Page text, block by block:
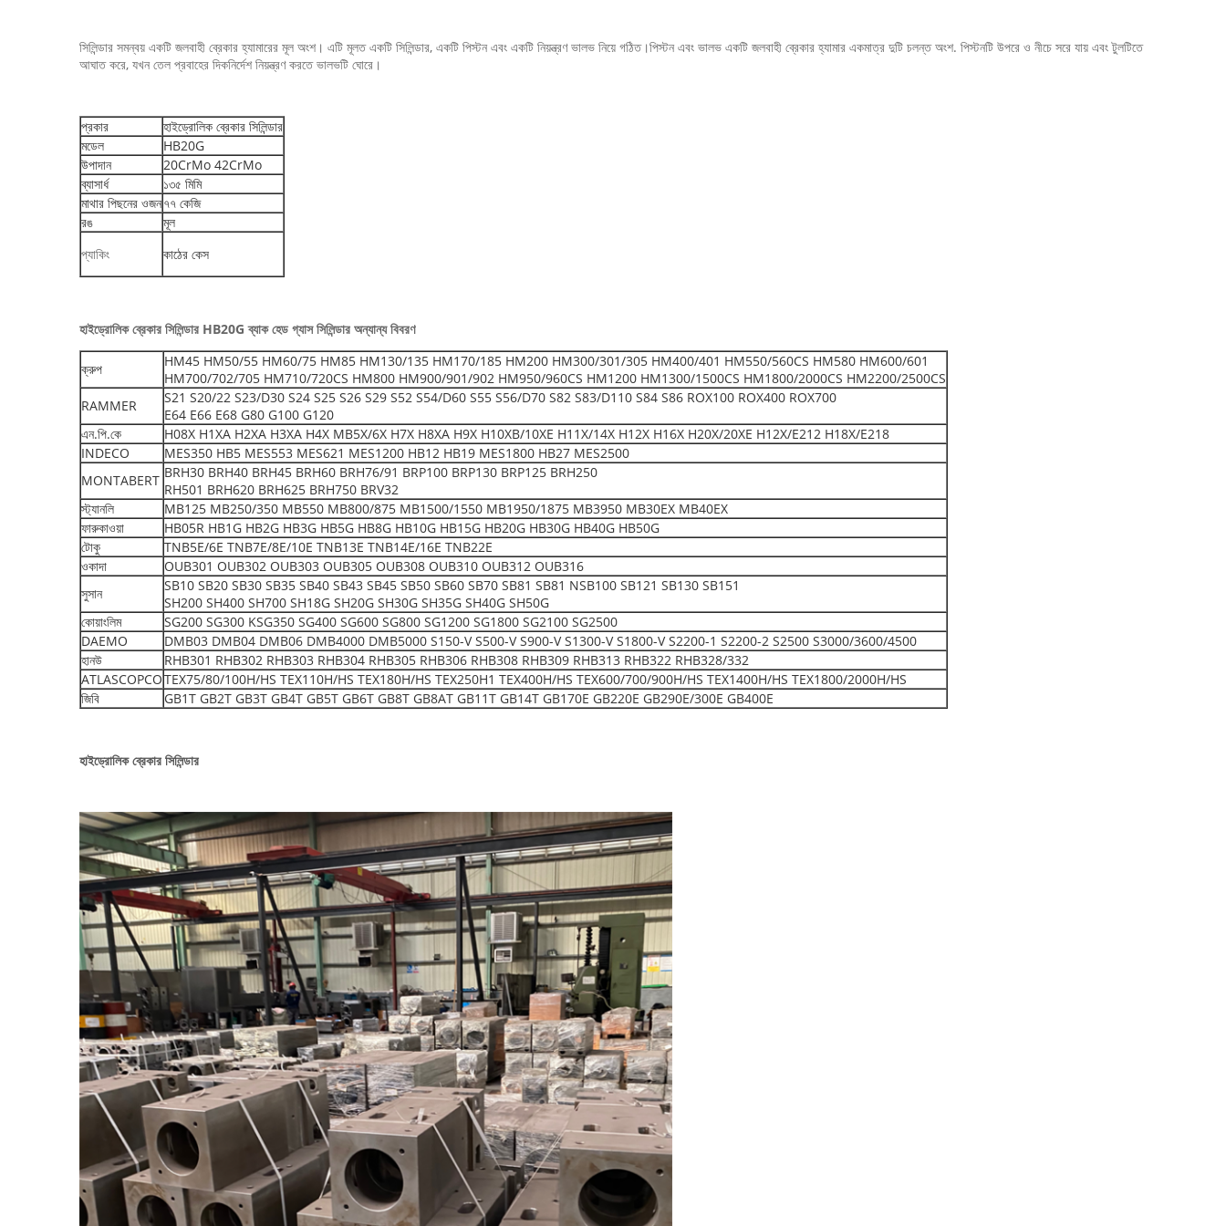
সিলিন্ডার সমন্বয় একটি জলবাহী ব্রেকার হ্যামারের মূল অংশ। এটি মূলত একটি সিলিন্ডার, একটি পিস্টন এবং একটি নিয়ন্ত্রণ ভালভ নিয়ে গঠিত।পিস্টন এবং ভালভ একটি জলবাহী ব্রেকার হ্যামার একমাত্র দুটি চলন্ত অংশ. পিস্টনটি উপরে ও নীচে সরে যায় এবং টুলটিতে
আঘাত করে, যখন তেল প্রবাহের দিকনির্দেশ নিয়ন্ত্রণ করতে ভালভটি ঘোরে।
প্রকার
হাইড্রোলিক ব্রেকার সিলিন্ডার
মডেল
HB20G
উপাদান
20CrMo 42CrMo
ব্যাসার্ধ
১৩৫ মিমি
মাথার পিছনের ওজন৭৭ কেজি
রঙ
মূল
প্যাকিং
কাঠের কেস
হাইড্রোলিক ব্রেকার সিলিন্ডার HB20G ব্যাক হেড গ্যাস সিলিন্ডার অন্যান্য বিবরণ
ক্রুপ
HM45 HM50/55 HM60/75 HM85 HM130/135 HM170/185 HM200 HM300/301/305 HM400/401 HM550/560CS HM580 HM600/601
HM700/702/705 HM710/720CS HM800 HM900/901/902 HM950/960CS HM1200 HM1300/1500CS HM1800/2000CS HM2200/2500CS
RAMMER
S21 S20/22 S23/D30 S24 S25 S26 S29 S52 S54/D60 S55 S56/D70 S82 S83/D110 S84 S86 ROX100 ROX400 ROX700
E64 E66 E68 G80 G100 G120
এন.পি.কে
H08X H1XA H2XA H3XA H4X MB5X/6X H7X H8XA H9X H10XB/10XE H11X/14X H12X H16X H20X/20XE H12X/E212 H18X/E218
INDECO
MES350 HB5 MES553 MES621 MES1200 HB12 HB19 MES1800 HB27 MES2500
MONTABERT BRH30 BRH40 BRH45 BRH60 BRH76/91 BRP100 BRP130 BRP125 BRH250
RH501 BRH620 BRH625 BRH750 BRV32
স্ট্যানলি
MB125 MB250/350 MB550 MB800/875 MB1500/1550 MB1950/1875 MB3950 MB30EX MB40EX
ফারুকাওয়া
HB05R HB1G HB2G HB3G HB5G HB8G HB10G HB15G HB20G HB30G HB40G HB50G
টোকু
TNB5E/6E TNB7E/8E/10E TNB13E TNB14E/16E TNB22E
ওকাদা
OUB301 OUB302 OUB303 OUB305 OUB308 OUB310 OUB312 OUB316
সুসান
SB10 SB20 SB30 SB35 SB40 SB43 SB45 SB50 SB60 SB70 SB81 SB81 NSB100 SB121 SB130 SB151
SH200 SH400 SH700 SH18G SH20G SH30G SH35G SH40G SH50G
কোয়াংলিম
SG200 SG300 KSG350 SG400 SG600 SG800 SG1200 SG1800 SG2100 SG2500
DAEMO
DMB03 DMB04 DMB06 DMB4000 DMB5000 S150-V S500-V S900-V S1300-V S1800-V S2200-1 S2200-2 S2500 S3000/3600/4500
হানউ
RHB301 RHB302 RHB303 RHB304 RHB305 RHB306 RHB308 RHB309 RHB313 RHB322 RHB328/332
ATLASCOPCOTEX75/80/100H/HS TEX110H/HS TEX180H/HS TEX250H1 TEX400H/HS TEX600/700/900H/HS TEX1400H/HS TEX1800/2000H/HS
জিবি
GB1T GB2T GB3T GB4T GB5T GB6T GB8T GB8AT GB11T GB14T GB170E GB220E GB290E/300E GB400E
হাইড্রোলিক ব্রেকার সিলিন্ডার